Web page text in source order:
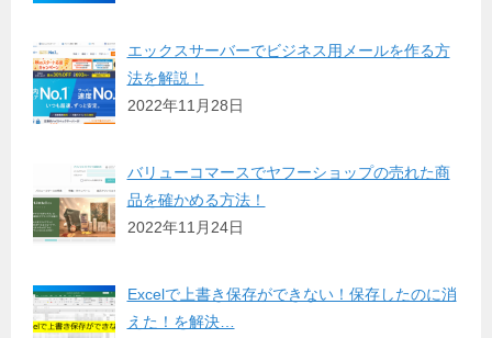
エックスサーバーでビジネス用メールを作る方
法を解説！
2022年11月28日
バリューコマースでヤフーショップの売れた商
品を確かめる方法！
2022年11月24日
Excelで上書き保存ができない！保存したのに消
えた！を解決…